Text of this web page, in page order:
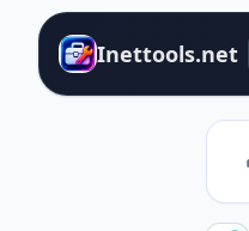
Inettools.net